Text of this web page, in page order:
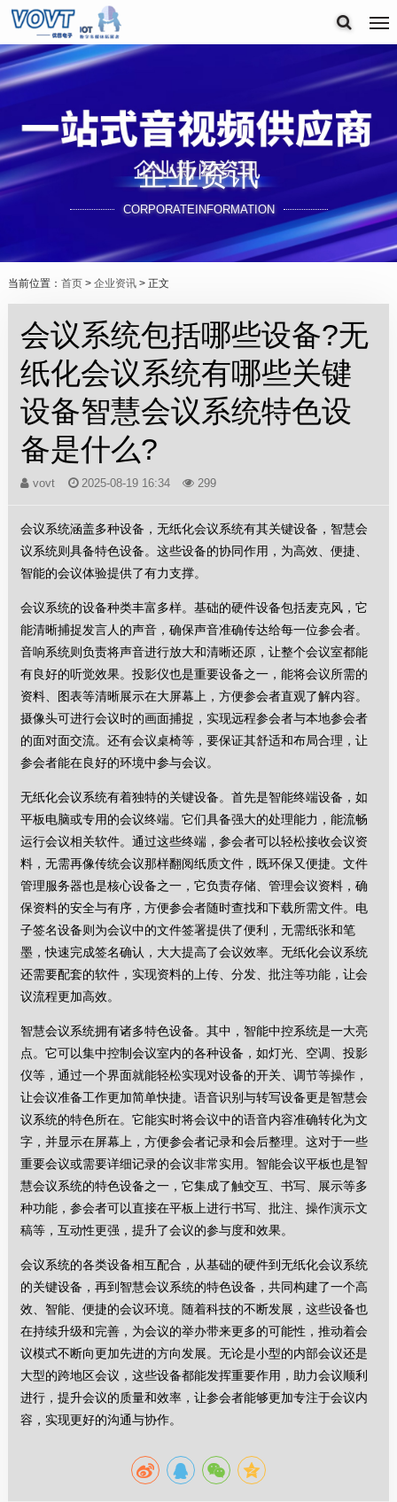
企业资讯
CORPORATEINFORMATION
当前位置： 首页> 企业资讯> 正文
会议系统包括哪些设备?无
纸化会议系统有哪些关键
设备智慧会议系统特色设
备是什么?
vovt 2025-08-19 16:34 299
会议系统涵盖多种设备，无纸化会议系统有其关键设备，智慧会
议系统则具备特色设备。这些设备的协同作用，为高效、便捷、
智能的会议体验提供了有力支撑。
会议系统的设备种类丰富多样。基础的硬件设备包括麦克风，它
能清晰捕捉发言人的声音，确保声音准确传达给每一位参会者。
音响系统则负责将声音进行放大和清晰还原，让整个会议室都能
有良好的听觉效果。投影仪也是重要设备之一，能将会议所需的
资料、图表等清晰展示在大屏幕上，方便参会者直观了解内容。
摄像头可进行会议时的画面捕捉，实现远程参会者与本地参会者
的面对面交流。还有会议桌椅等，要保证其舒适和布局合理，让
参会者能在良好的环境中参与会议。
无纸化会议系统有着独特的关键设备。首先是智能终端设备，如
平板电脑或专用的会议终端。它们具备强大的处理能力，能流畅
运行会议相关软件。通过这些终端，参会者可以轻松接收会议资
料，无需再像传统会议那样翻阅纸质文件，既环保又便捷。文件
管理服务器也是核心设备之一，它负责存储、管理会议资料，确
保资料的安全与有序，方便参会者随时查找和下载所需文件。电
子签名设备则为会议中的文件签署提供了便利，无需纸张和笔
墨，快速完成签名确认，大大提高了会议效率。无纸化会议系统
还需要配套的软件，实现资料的上传、分发、批注等功能，让会
议流程更加高效。
智慧会议系统拥有诸多特色设备。其中，智能中控系统是一大亮
点。它可以集中控制会议室内的各种设备，如灯光、空调、投影
仪等，通过一个界面就能轻松实现对设备的开关、调节等操作，
让会议准备工作更加简单快捷。语音识别与转写设备更是智慧会
议系统的特色所在。它能实时将会议中的语音内容准确转化为文
字，并显示在屏幕上，方便参会者记录和会后整理。这对于一些
重要会议或需要详细记录的会议非常实用。智能会议平板也是智
慧会议系统的特色设备之一，它集成了触交互、书写、展示等多
种功能，参会者可以直接在平板上进行书写、批注、操作演示文
稿等，互动性更强，提升了会议的参与度和效果。
会议系统的各类设备相互配合，从基础的硬件到无纸化会议系统
的关键设备，再到智慧会议系统的特色设备，共同构建了一个高
效、智能、便捷的会议环境。随着科技的不断发展，这些设备也
在持续升级和完善，为会议的举办带来更多的可能性，推动着会
议模式不断向更加先进的方向发展。无论是小型的内部会议还是
大型的跨地区会议，这些设备都能发挥重要作用，助力会议顺利
进行，提升会议的质量和效率，让参会者能够更加专注于会议内
容，实现更好的沟通与协作。